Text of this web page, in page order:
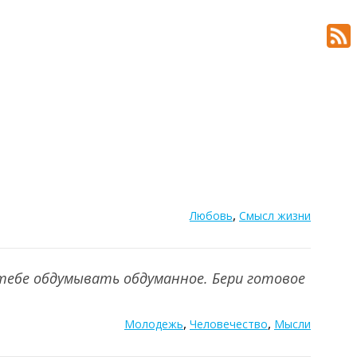
Любовь, Смысл жизни
обдумывать обдуманное. Бери готовое
Молодежь, Человечество, Мысли